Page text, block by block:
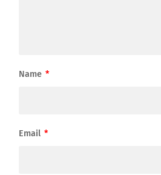
Name *
Email *